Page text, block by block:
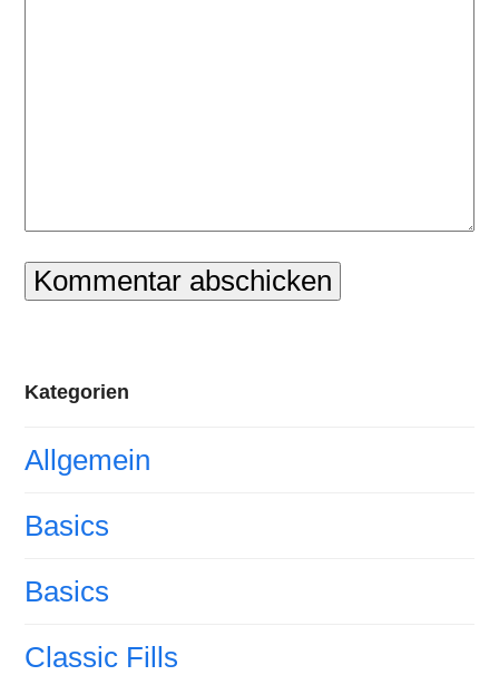
Kategorien
Allgemein
Basics
Basics
Classic Fills